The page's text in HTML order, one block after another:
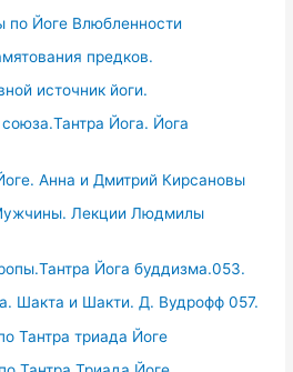
по Йоге Влюбленности
предков.
источник йоги.
Йога. Йога
Анна и Дмитрий Кирсановы
Лекции Людмилы
Йога буддизма.053.
Шакта и Шакти. Д. Вудрофф 057.
Тантра триада Йоге